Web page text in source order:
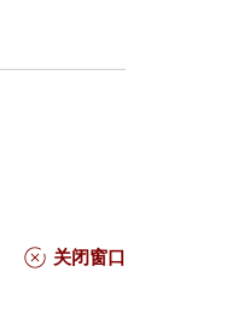
关闭窗口